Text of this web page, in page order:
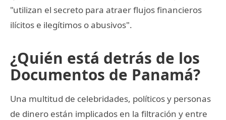
"utilizan el secreto para atraer flujos financieros
ilícitos e ilegítimos o abusivos".
¿Quién está detrás de los
Documentos de Panamá?
Una multitud de celebridades, políticos y personas
de dinero están implicados en la filtración y entre